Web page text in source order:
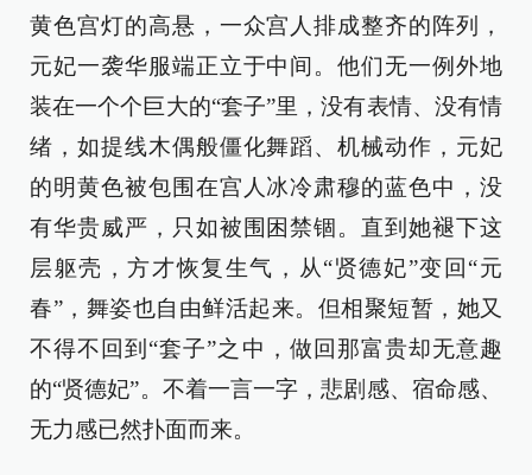
黄色宫灯的高悬，一众宫人排成整齐的阵列，
元妃一袭华服端正立于中间。他们无一例外地
装在一个个巨大的“套子”里，没有表情、没有情
绪，如提线木偶般僵化舞蹈、机械动作，元妃
的明黄色被包围在宫人冰冷肃穆的蓝色中，没
有华贵威严，只如被围困禁锢。直到她褪下这
层躯壳，方才恢复生气，从“贤德妃”变回“元
春”，舞姿也自由鲜活起来。但相聚短暂，她又
不得不回到“套子”之中，做回那富贵却无意趣
的“贤德妃”。不着一言一字，悲剧感、宿命感、
无力感已然扑面而来。